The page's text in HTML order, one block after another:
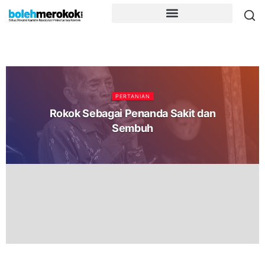
PERTANIAN
Rokok Sebagai Penanda Sakit dan
Sembuh